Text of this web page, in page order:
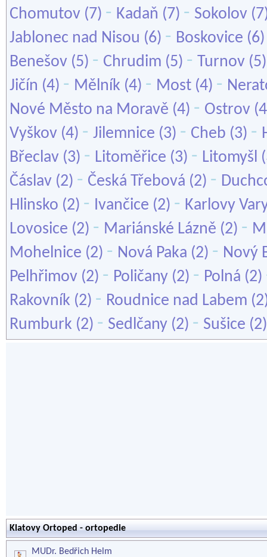
Chomutov (7) - Kadaň (7) - Sokolov
Jablonec nad Nisou (6) - Boskovice
Benešov (5) - Chrudim (5) - Turnov
Jičín (4) - Mělník (4) - Most (4) -
Nové Město na Moravě (4) - Ostrov
Vyškov (4) - Jilemnice (3) - Cheb (3) -
Břeclav (3) - Litoměřice (3) - Litomyšl
Čáslav (2) - Česká Třebová (2) -
Hlinsko (2) - Ivančice (2) - Karlovy
Lovosice (2) - Mariánské Lázně (2) -
Mohelnice (2) - Nová Paka (2) - Nový
Pelhřimov (2) - Poličany (2) - Polná (2)
Rakovník (2) - Roudnice nad Labem
Rumburk (2) - Sedlčany (2) - Sušice
Klatovy Ortoped - ortopedie
MUDr. Bedřich Helm